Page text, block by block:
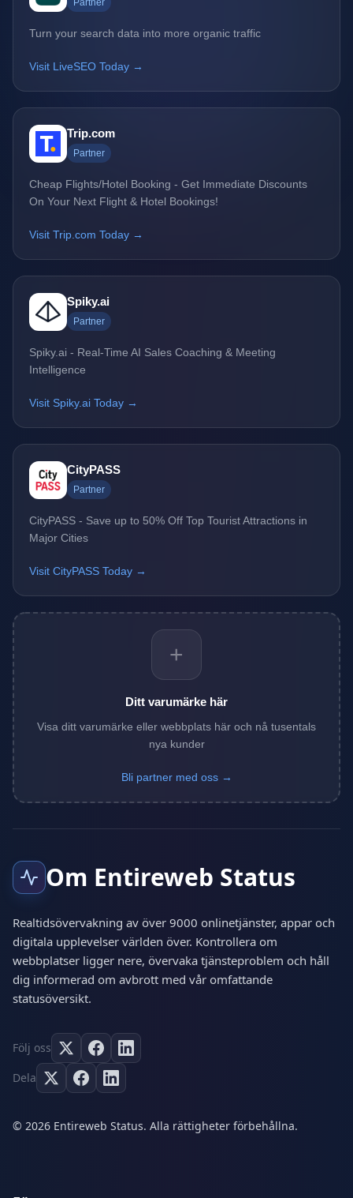
Partner
Turn your search data into more organic traffic
Visit LiveSEO Today →
Trip.com
Partner
Cheap Flights/Hotel Booking - Get Immediate Discounts
On Your Next Flight & Hotel Bookings!
Visit Trip.com Today →
Spiky.ai
Partner
Spiky.ai - Real-Time AI Sales Coaching & Meeting
Intelligence
Visit Spiky.ai Today →
CityPASS
Partner
CityPASS - Save up to 50% Off Top Tourist Attractions in
Major Cities
Visit CityPASS Today →
+
Ditt varumärke här
Visa ditt varumärke eller webbplats här och nå tusentals
nya kunder
Bli partner med oss →
Om Entireweb Status
Realtidsövervakning av över 9000 onlinetjänster, appar och
digitala upplevelser världen över. Kontrollera om
webbplatser ligger nere, övervaka tjänsteproblem och håll
dig informerad om avbrott med vår omfattande
statusöversikt.
Följ oss
Dela
© 2026 Entireweb Status. Alla rättigheter förbehållna.